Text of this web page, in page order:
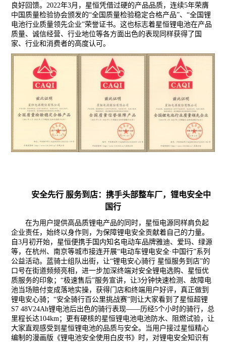
良好回馈。 2022年3月， 星恒凭借过硬的产品品质，连续5年荣膺
中国质量检验协会颁发的“全国质量检验稳定合格产品”、“全国锂
电池行业质量领先企业”荣誉证书。这也标志着星恒锂电池在产品
质量、诚信经营、行业地位等各方面出色的表现同样获得了国
家、行业和消费者的高度认可。
安全先行 服务到店：携手头部整车厂，锂电安全中
国行
在为用户提供高品质锂电产品的同时，星恒电源同样肩负起
企业责任，始终以身作则，为保障锂电安全贡献着自己的力量。
自3月初开始，星恒便携手国内知名电动车品牌雅迪、爱玛、绿源
等，在杭州、南京等城市接连开展“电动车锂电安全·中国行”系列
公益活动。蓝骑士组队出街，让“锂电安心骑行 星恒服务到店”的
口号在街道频频亮相，进一步加深终端对安全锂电选购、星恒优
质服务的印象 ；“极速售后”服务宣讲，让3分钟快速检测、故障电
池当场赔付变成落地实操，获得门店和终端用户好评，真正做到
锂电安心骑；“安全骑行百公里挑战赛”则让大家看到了星恒超锂
S7 48V24Ah锂电池后出色的骑行表现——历经5个小时的骑行，总
里程长达104km ；更有硬核的星恒锂电池电池防水、阻燃试验，让
大家直观感受到星恒锂电池的品质与安全。当用户接过星恒精心
编制的漫画版《锂电池安全使用白皮书》时，对锂电安全知识有